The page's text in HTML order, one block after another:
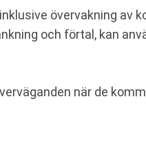
övervakning av
och förtal, kan
när de